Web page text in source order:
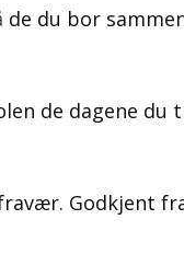
du bor
de dagene du
Godkjent